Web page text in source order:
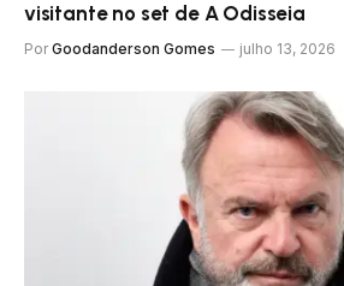
visitante no set de A Odisseia
Por Goodanderson Gomes julho 13, 2026